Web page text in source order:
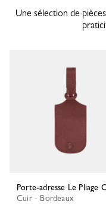
Une sélection de
Porte-adresse Le Pliage
Cuir - Bordeaux